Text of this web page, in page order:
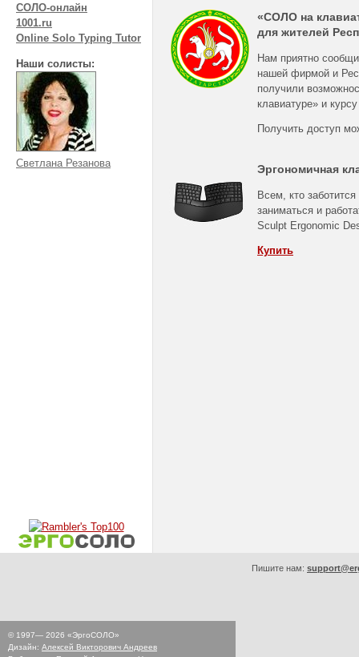
СОЛО-онлайн
1001.ru
Online Solo Typing Tutor
Наши солисты:
Светлана Резанова
«СОЛО на
для жителей
Нам приятно
нашей фирмой и
получили
клавиатуре» и
Получить доступ
Эргономичная
Всем, кто
заниматься и
Sculpt Ergonomic
Купить
© 1997— 2026 «ЭргоСОЛО»
Дизайн: Алексей Викторович Андреев
Пишите нам: